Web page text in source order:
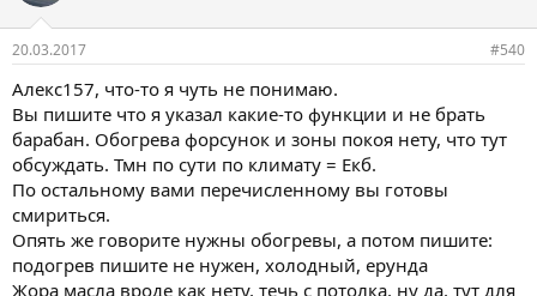
20.03.2017 #540
Алекс157, что-то я чуть не понимаю.
Вы пишите что я указал какие-то функции и не брать
барабан. Обогрева форсунок и зоны покоя нету, что тут
обсуждать. Тмн по сути по климату = Екб.
По остальному вами перечисленному вы готовы
смириться.
Опять же говорите нужны обогревы, а потом пишите:
подогрев пишите не нужен, холодный, ерунда
Жора масла вроде как нету, течь с потолка, ну да, тут для